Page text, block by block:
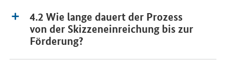
4.2 Wie lange dauert der Prozess
von der Skizzeneinreichung bis zur
Förderung?